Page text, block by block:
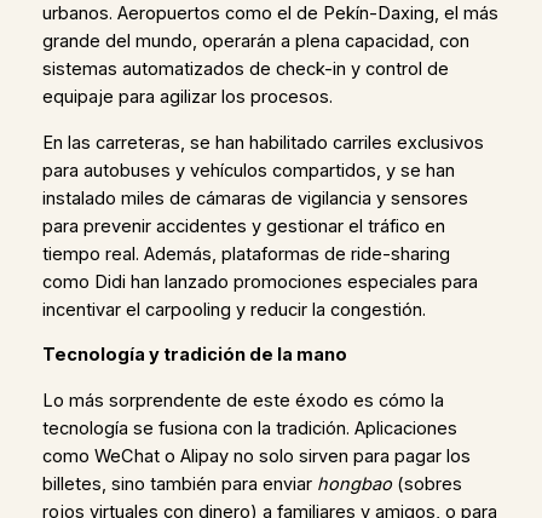
urbanos. Aeropuertos como el de Pekín-Daxing, el más
grande del mundo, operarán a plena capacidad, con
sistemas automatizados de check-in y control de
equipaje para agilizar los procesos.
En las carreteras, se han habilitado carriles exclusivos
para autobuses y vehículos compartidos, y se han
instalado miles de cámaras de vigilancia y sensores
para prevenir accidentes y gestionar el tráfico en
tiempo real. Además, plataformas de ride-sharing
como Didi han lanzado promociones especiales para
incentivar el carpooling y reducir la congestión.
Tecnología y tradición de la mano
Lo más sorprendente de este éxodo es cómo la
tecnología se fusiona con la tradición. Aplicaciones
como WeChat o Alipay no solo sirven para pagar los
billetes, sino también para enviar hongbao(sobres
rojos virtuales con dinero) a familiares y amigos, o para